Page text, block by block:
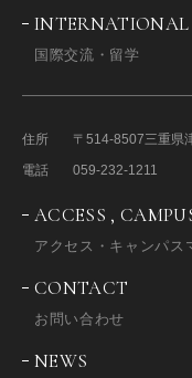
INTERNATIONAL
国際交流・留学
住所 〒514-8507三重県
電話
059-232-1211
ACCESS ,
アクセス・キャンパス
CONTACT
お問い合わせ
NEWS